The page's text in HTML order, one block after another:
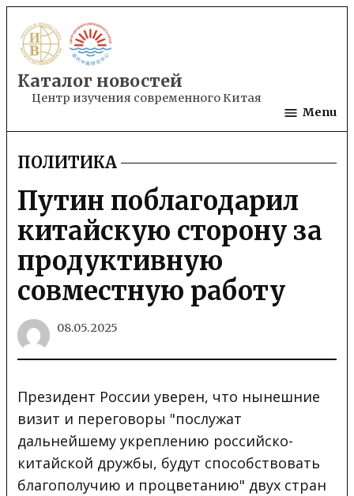
to
content
Каталог новостей
Центр изучения современного Китая
Menu
POSTED
IN
ПОЛИТИКА
Путин поблагодарил
китайскую сторону за
продуктивную
совместную работу
08.05.2025
Президент России уверен, что нынешние
визит и переговоры "послужат
дальнейшему укреплению российско-
китайской дружбы, будут способствовать
благополучию и процветанию" двух стран